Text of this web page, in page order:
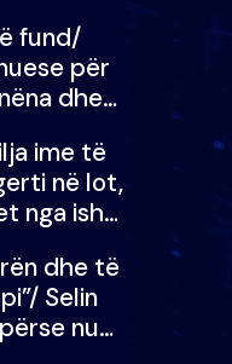
fund/
për
dhe
ime të
në lot,
nga ish-
dhe të
Selin
nuk